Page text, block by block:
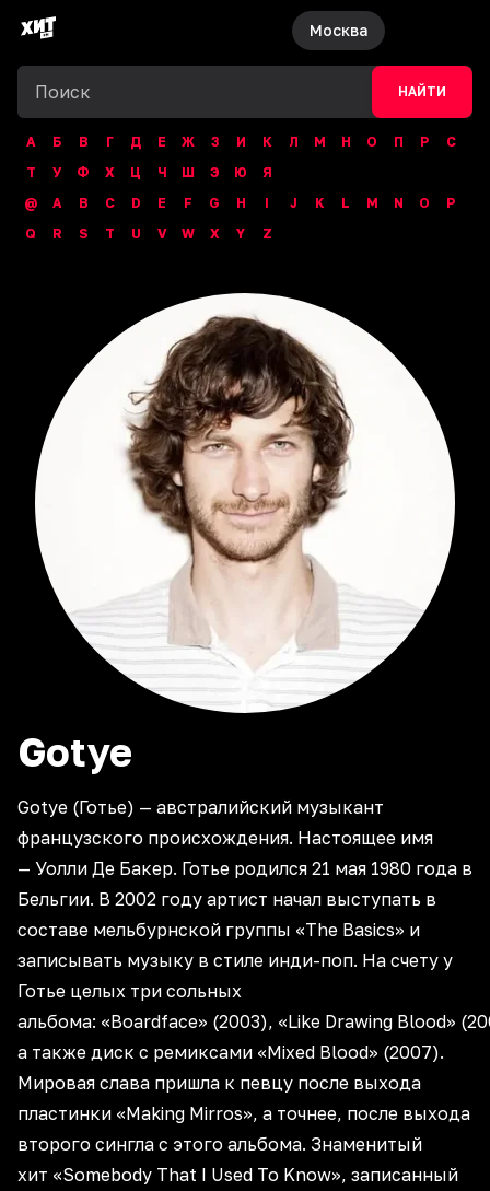
Москва
НАЙТИ
А Б В Г Д Е Ж З И К Л М Н О П Р
С
Т
У Ф Х Ц Ч Ш Э Ю
Я
@
A B C D E F G H I J K L M N O
P
Q
R S T U V W X Y Z
Gotye
Gotye (Готье) — австралийский музыкант
французского происхождения. Настоящее имя
— Уолли Де Бакер. Готье родился 21 мая 1980 года в
Бельгии. В 2002 году артист начал выступать в
составе мельбурнской группы «The Basics» и
записывать музыку в стиле инди-поп. На счету у
Готье целых три сольных
альбома: «Boardface» (2003), «Like Drawing Blood»
а также диск с ремиксами «Mixed Blood» (2007).
Мировая слава пришла к певцу после выхода
пластинки «Making Mirros», а точнее, после выхода
второго сингла с этого альбома. Знаменитый
хит «Somebody That I Used To Know», записанный